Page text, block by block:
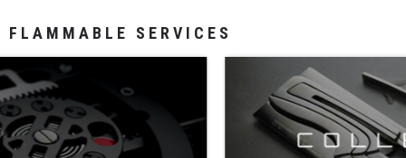
FLAMMABLE SERVICES